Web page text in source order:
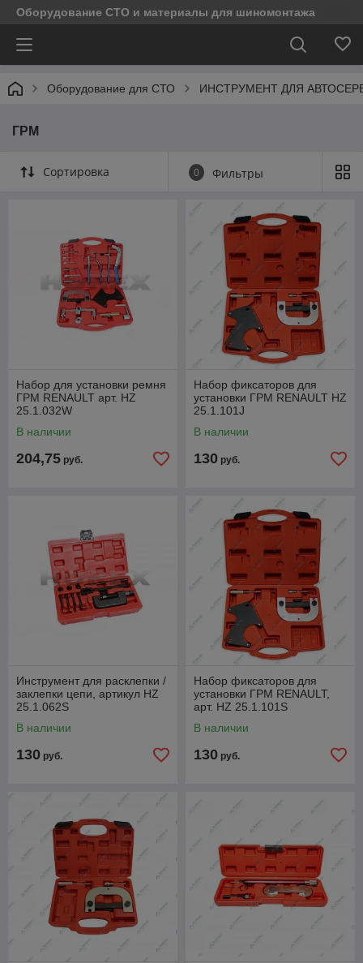
Оборудование СТО и материалы для шиномонтажа
Оборудование для СТО ИНСТРУМЕНТ ДЛЯ
ГРМ
Сортировка 0 Фильтры
Набор для установки ремня
ГРМ RENAULT арт. HZ
25.1.032W
В наличии
204,75 руб.
Набор фиксаторов для
установки ГРМ RENAULT HZ
25.1.101J
В наличии
130 руб.
Инструмент для расклепки /
заклепки цепи, артикул HZ
25.1.062S
В наличии
130 руб.
Набор фиксаторов для
установки ГРМ RENAULT,
арт. HZ 25.1.101S
В наличии
130 руб.